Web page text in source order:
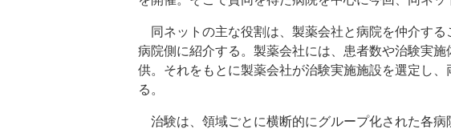
同ネットの主な役割は、製薬会社と病院を仲介する
病院側に紹介する。製薬会社には、患者数や治験実
供。それをもとに製薬会社が治験実施施設を選定し
る。
治験は、領域ごとに横断的にグループ化された各病